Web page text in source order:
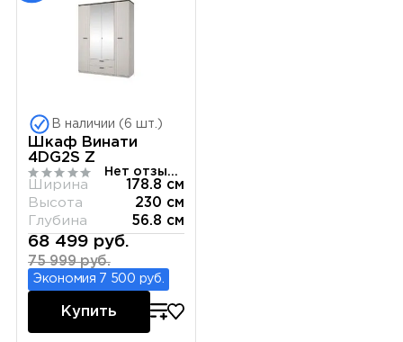
В наличии (6 шт.)
Шкаф Винати
4DG2S Z
Нет отзывов
Ширина
178.8 см
Высота
230 см
Глубина
56.8 см
68 499 руб.
75 999 руб.
Экономия 7 500 руб.
Купить